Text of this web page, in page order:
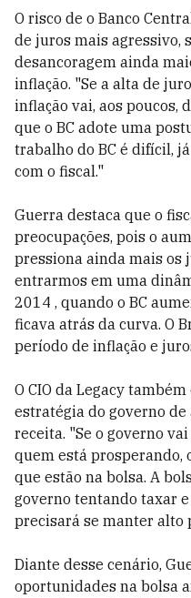
O risco de o Banco
de juros mais agressivo,
desancoragem ainda
inflação. "Se a alta de
inflação vai, aos poucos,
que o BC adote uma
trabalho do BC é difícil,
com o fiscal."
Guerra destaca que o
preocupações, pois o
pressiona ainda mais os
entrarmos em uma
2014 , quando o BC
ficava atrás da curva. O
período de inflação e
O CIO da Legacy
estratégia do governo
receita. "Se o governo
quem está prosperando,
que estão na bolsa. A
governo tentando taxar
precisará se manter alto
Diante desse cenário,
oportunidades na bolsa